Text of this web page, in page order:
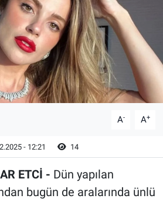
A- A+
- 12:21 14
ETCİ - Dün yapılan
bugün de aralarında ünlü